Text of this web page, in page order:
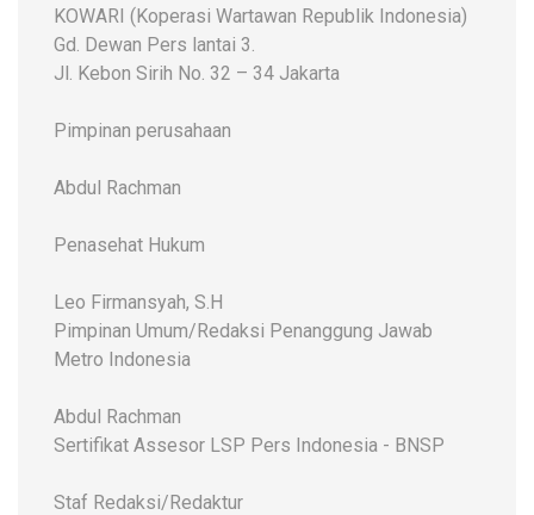
KOWARI (Koperasi Wartawan Republik Indonesia)
Gd. Dewan Pers lantai 3.
Jl. Kebon Sirih No. 32 – 34 Jakarta
Pimpinan perusahaan
Abdul Rachman
Penasehat Hukum
Leo Firmansyah, S.H
Pimpinan Umum/Redaksi Penanggung Jawab
Metro Indonesia
Abdul Rachman
Sertifikat Assesor LSP Pers Indonesia - BNSP
Staf Redaksi/Redaktur